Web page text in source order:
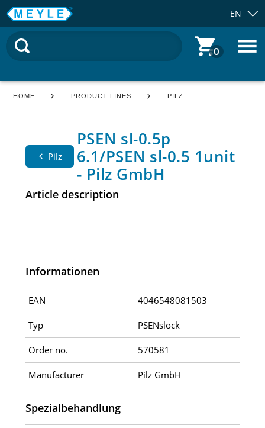
EN
0
HOME PRODUCT LINES PILZ
Pilz
PSEN sl-0.5p
6.1/PSEN sl-0.5 1unit
- Pilz GmbH
Article description
Informationen
EAN 4046548081503
Typ PSENslock
Order no. 570581
Manufacturer Pilz GmbH
Spezialbehandlung